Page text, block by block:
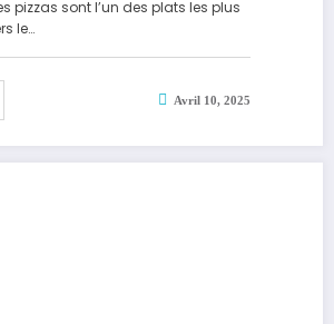
pizzas sont l’un des plats les plus
le…
Avril 10, 2025